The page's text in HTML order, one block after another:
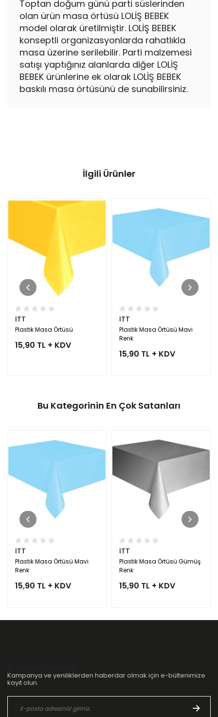
Toptan doğum günü parti süslerinden
olan ürün masa örtüsü LOLİŞ BEBEK
model olarak üretilmiştir. LOLİŞ BEBEK
konseptli organizasyonlarda rahatlıkla
masa üzerine serilebilir. Parti malzemesi
satışı yaptığınız alanlarda diğer LOLİŞ
BEBEK ürünlerine ek olarak LOLİŞ BEBEK
baskılı masa örtüsünü de sunabilirsiniz.
İlgili Ürünler
ITT
Plastik Masa Örtüsü
15,90 TL + KDV
ITT
Plastik Masa Örtüsü Mavi
Renk
15,90 TL + KDV
Bu Kategorinin En Çok Satanları
ITT
Plastik Masa Örtüsü Mavi
Renk
15,90 TL + KDV
ITT
Plastik Masa Örtüsü Gümüş
Renk
15,90 TL + KDV
Kampanya ve yeniliklerden haberdar olmak için e-bültenimize
kayıt olun.